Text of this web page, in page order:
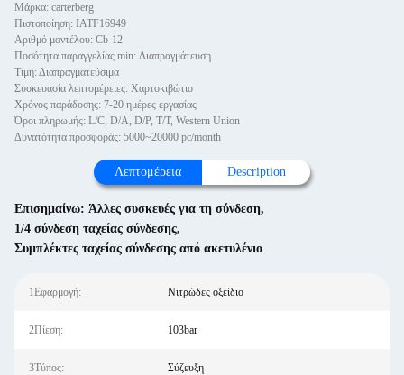
Μάρκα: carterberg
Πιστοποίηση: IATF16949
Αριθμό μοντέλου: Cb-12
Ποσότητα παραγγελίας min: Διαπραγμάτευση
Τιμή: Διαπραγματεύσιμα
Συσκευασία λεπτομέρειες: Χαρτοκιβώτιο
Χρόνος παράδοσης: 7-20 ημέρες εργασίας
Όροι πληρωμής: L/C, D/A, D/P, T/T, Western Union
Δυνατότητα προσφοράς: 5000~20000 pc/month
Λεπτομέρεια Description
Επισημαίνω: Άλλες συσκευές για τη σύνδεση,
1/4 σύνδεση ταχείας σύνδεσης,
Συμπλέκτες ταχείας σύνδεσης από ακετυλένιο
1Εφαρμογή: Νιτρώδες οξείδιο
2Πίεση: 103bar
3Τύπος: Σύζευξη